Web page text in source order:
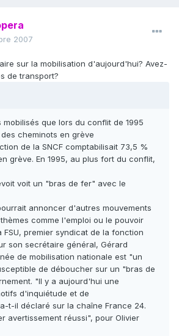
2007
sur la mobilisation d'aujourd'hui? Avez-
de transport?
mobilisés que lors du conflit de 1995
cheminots en grève
de la SNCF comptabilisait 73,5 %
grève. En 1995, au plus fort du conflit,
voit un "bras de fer" avec le
annoncer d'autres mouvements
comme l'emploi ou le pouvoir
premier syndicat de la fonction
son secrétaire général, Gérard
de mobilisation nationale est "un
de déboucher sur un "bras de
"Il y a aujourd'hui une
d'inquiétude et de
t-il déclaré sur la chaîne France 24.
avertissement réussi", pour Olivier